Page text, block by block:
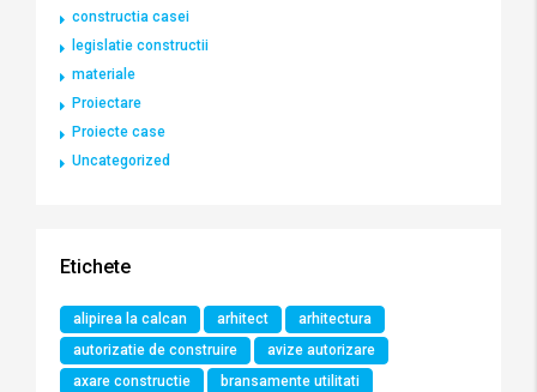
constructia casei
legislatie constructii
materiale
Proiectare
Proiecte case
Uncategorized
Etichete
alipirea la calcan arhitect
arhitectura
autorizatie de construire
avize autorizare
axare constructie
bransamente utilitati